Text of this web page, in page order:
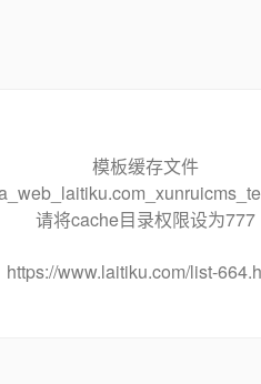
模板缓存文件
请将cache目录权限设为777
https://www.laitiku.com/list-